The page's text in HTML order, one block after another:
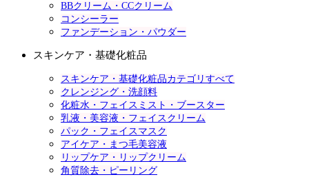
BBクリーム・CCクリーム
コンシーラー
ファンデーション・パウダー
スキンケア・基礎化粧品
スキンケア・基礎化粧品カテゴリすべて
クレンジング・洗顔料
化粧水・フェイスミスト・ブースター
乳液・美容液・フェイスクリーム
パック・フェイスマスク
アイケア・まつ毛美容液
リップケア・リップクリーム
角質除去・ピーリング